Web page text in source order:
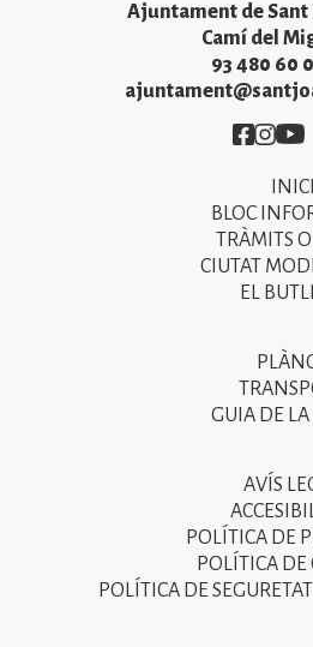
Ajuntament de Sant
Camí del
93 480 60
Imatge
Imatge
INICI
BLOC
TRÀMITS
CIUTAT
EL
GUIA DE LA
AVÍS
POLÍTICA DE
POLÍTICA DE
POLÍTICA DE